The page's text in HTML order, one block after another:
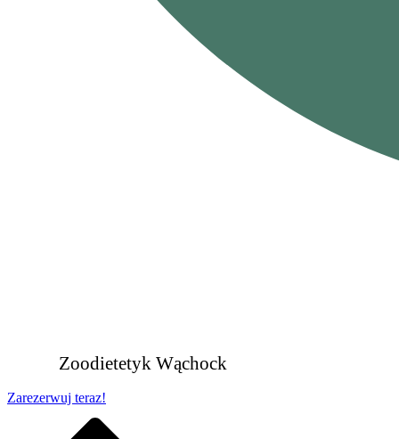
Zoodietetyk Wąchock
Zarezerwuj teraz!